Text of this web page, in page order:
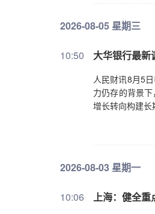
2026-08-05 星期三
10:50 大华银行最新
人民财讯8月5
力仍存的背景
增长转向构建长
2026-08-03 星期一
10:06 上海：健全重